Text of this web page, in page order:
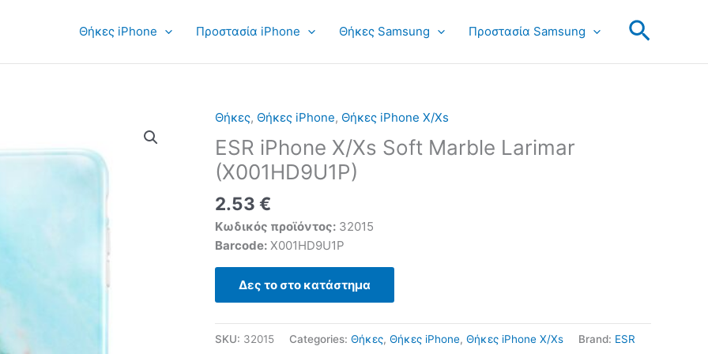
Θήκες iPhone Προστασία iPhone Θήκες Samsung Προστασία Samsung Search
Θήκες, Θήκες iPhone, Θήκες iPhone X/Xs
ESR iPhone X/Xs Soft Marble Larimar
(X001HD9U1P)
2.53 €
Κωδικός προϊόντος: 32015
Barcode: X001HD9U1P
Δες το στο κατάστημα
SKU: 32015 Categories: Θήκες, Θήκες iPhone, Θήκες iPhone X/Xs Brand: ESR